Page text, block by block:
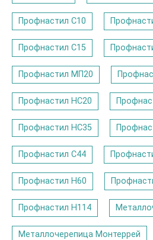
Профнастил С10
Профнастил С15
Профнастил МП20
Профнастил НС20
Профнастил НС35
Профнастил С44
Профнастил Н60
Профнастил Н114
Металлочерепица Монтеррей